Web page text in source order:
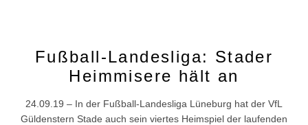
Fußball-Landesliga: Stader
Heimmisere hält an
24.09.19 – In der Fußball-Landesliga Lüneburg hat der VfL
Güldenstern Stade auch sein viertes Heimspiel der laufenden